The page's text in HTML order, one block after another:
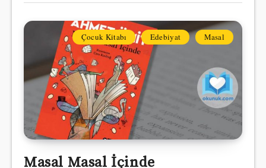
Çocuk Kitabı Edebiyat Masal
Masal Masal İçinde